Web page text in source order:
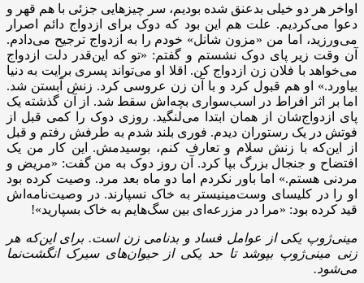
اواخر هر دو خیلی بدعنق شده بودیم، سر چیزهایی جزئی با هم قهر و
دعوا می‌کردیم. علت هم این بود که دوک برای ازدواج دائم اصرار
می‌ورزید، اما من «مزون شانل» خودم را به ازدواج ترجیح می‌دادم.
آن وقت زیر پای دوک نشستم و گفتم: «تو که این‌قدر دلت ازدواج
می‌خواهد با فلان زن ازدواج کن. اقلا او می‌تواند پسری برایت به دنیا
بیاورد.» او هم قبول کرد و با آن زن عروسی کرد. زنش آبستن شد.
اما بر اثر افراط در اسب‌سواری بچه‌اش سقط شد. از آن گذشته یک
پای ازدواج‌شان از همان ابتدا می‌لنگید. روزی دوک را کمی قبل از
فوتش در یک رستوران دیدم. فوری بلند شدم به طرفش رفتم و قبل
از این‌که با زنش سلام و تعارف کنم، بوسیدمش. این کار من یک
افتضاح و جنجال بزرگ بپا کرد. آن روز دوک به من گفت: «مریض و
مردنی هستم.» اما باور نکردم اما دو ماه بعد مرد. وصیت کرده بود
او را در کلیسای وست‌مینیستر به خاک نسپارند. در وصیت‌نامه‌اش
قید کرده بود: «مرا در مزرعه‌ای بین سگ‌هایم به خاک بسپارید»!
مینی‌ژوپ یکی از عوامل فساد و بدنامی زن است. برای این‌که هر
زنی مینی‌ژوپ بپوشد تا حد یکی از حیوان‌های سیرک انگشت‌نما
می‌شود.